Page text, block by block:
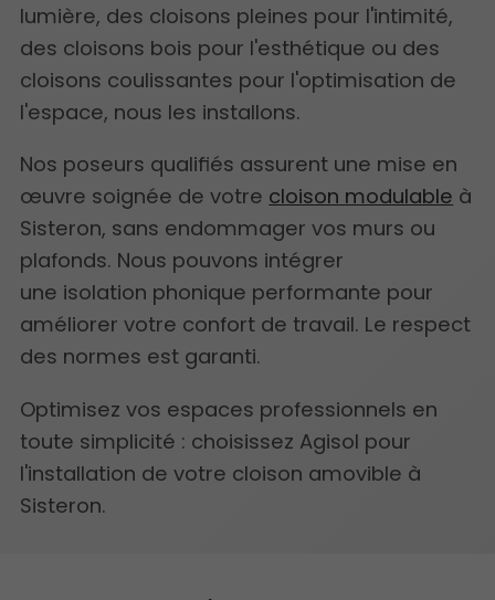
lumière, des cloisons pleines pour l'intimité,
des cloisons bois pour l'esthétique ou des
cloisons coulissantes pour l'optimisation de
l'espace, nous les installons.
Nos poseurs qualifiés assurent une mise en
œuvre soignée de votre cloison modulable à
Sisteron, sans endommager vos murs ou
plafonds. Nous pouvons intégrer
une isolation phonique performante pour
améliorer votre confort de travail. Le respect
des normes est garanti.
Optimisez vos espaces professionnels en
toute simplicité : choisissez Agisol pour
l'installation de votre cloison amovible à
Sisteron.